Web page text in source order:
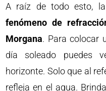
A raíz de todo esto,
fenómeno de
Morgana. Para colocar
día soleado puedes
horizonte. Solo que al
refleja en el agua.